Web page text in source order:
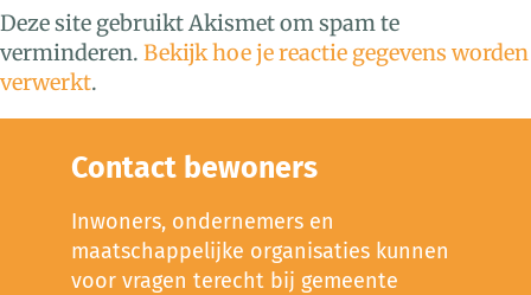
Deze site gebruikt Akismet om spam te
verminderen. Bekijk hoe je reactie gegevens worden
verwerkt.
Contact bewoners
Inwoners, ondernemers en
maatschappelijke organisaties kunnen
voor vragen terecht bij gemeente